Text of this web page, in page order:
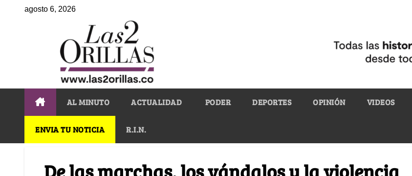
agosto 6, 2026
AL MINUTO ACTUALIDAD PODER DEPORTES OPINIÓN VIDEOS
ENVIA TU NOTICIA R.I.N.
De las marchas, los vándalos y la violencia